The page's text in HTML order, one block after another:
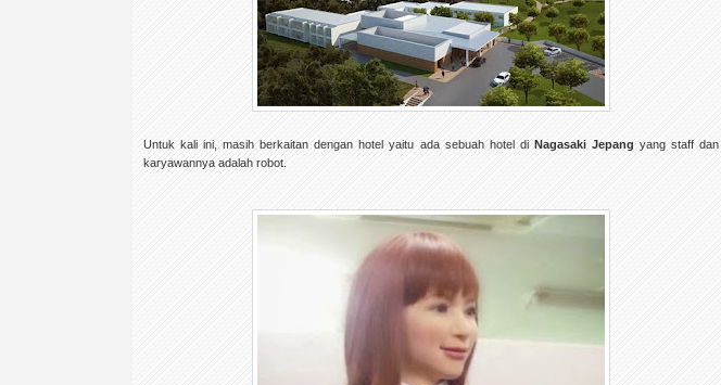
Untuk kali ini, masih berkaitan dengan hotel yaitu ada sebuah hotel diNagasaki Jepangyang staff dan
karyawannya adalah robot.